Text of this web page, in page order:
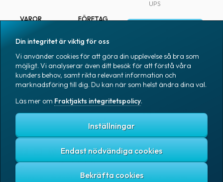
UPS
VAROR
Märkning
Emballage
Emballagetillbehör
Kontorsvaror
FÖRETAG
Pressrum
Medarbetare
Jobb & karriär
Nyhetsarkiv
Blogg
Skapa konto
Fraktjakts integritetspolicy
Allmänna villkor
Copyright © 2007 – 2026 Fraktjakt AB. All rights reserved.
Din integritet är viktig för oss
Vi använder cookies för att göra din upplevelse så bra som
möjligt. Vi analyserar även ditt besök för att förstå våra
kunders behov, samt rikta relevant information och
marknadsföring till dig. Du kan när som helst ändra dina val.
Läs mer om Fraktjakts integritetspolicy.
Inställningar
Endast nödvändiga cookies